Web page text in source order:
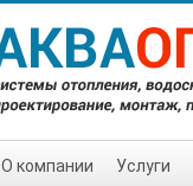
О компании Услуги